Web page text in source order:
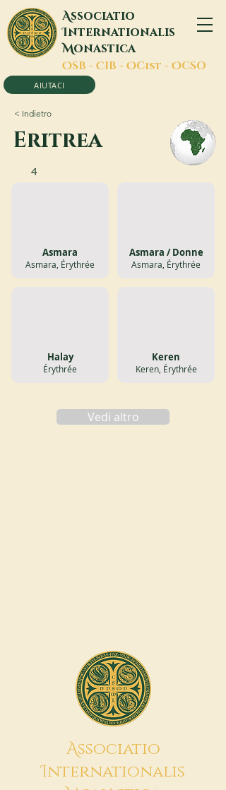
Associatio
Internationalis
Monastica
OSB - CIB - OCist - OCSO
AIUTACI
< Indietro
Eritrea
4
Asmara
Asmara, Érythrée
Halay
Érythrée
Asmara / Donne
Asmara, Érythrée
Keren
Keren, Érythrée
Vedi altro
Associatio
Internationalis